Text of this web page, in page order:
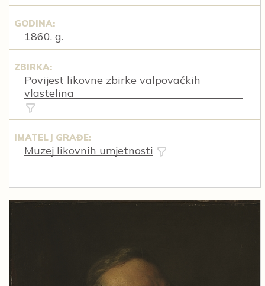
GODINA:
1860. g.
ZBIRKA:
Povijest likovne zbirke valpovačkih
vlastelina
IMATELJ GRAĐE:
Muzej likovnih umjetnosti